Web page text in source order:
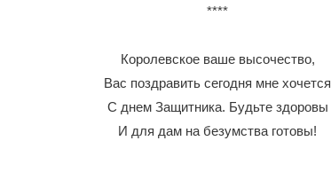
****
Королевское ваше высочество,
Вас поздравить сегодня мне хочется
С днем Защитника. Будьте здоровы
И для дам на безумства готовы!